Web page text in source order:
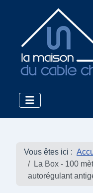
Vous êtes ici :
La Box - 100
autorégulant